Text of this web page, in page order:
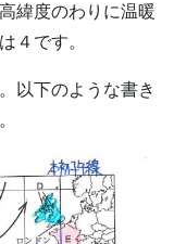
緯度のわりに温暖
４です。
以下のような書き